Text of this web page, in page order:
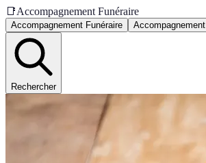
📑Accompagnement Funéraire
Accompagnement Funéraire Accompagnement
Rechercher